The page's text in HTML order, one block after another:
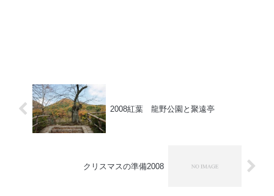
2008紅葉 龍野公園と聚遠亭
クリスマスの準備2008